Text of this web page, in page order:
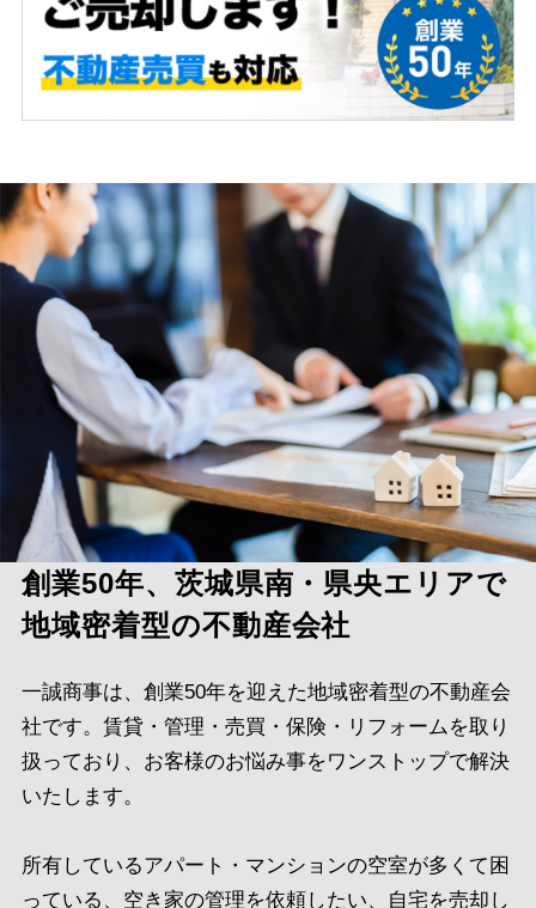
創業50年、茨城県南・県央エリアで
地域密着型の不動産会社
一誠商事は、創業50年を迎えた地域密着型の不動産会
社です。賃貸・管理・売買・保険・リフォームを取り
扱っており、お客様のお悩み事をワンストップで解決
いたします。
所有しているアパート・マンションの空室が多くて困
っている、空き家の管理を依頼したい、自宅を売却し